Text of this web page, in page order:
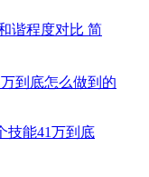
到底怎么做到的